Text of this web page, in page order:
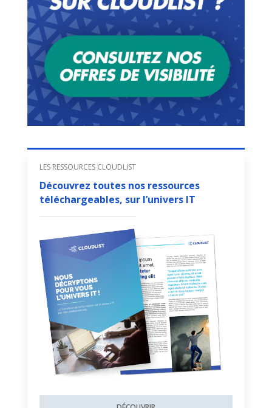
LES RESSOURCES CLOUDLIST
Découvrez toutes nos ressources
téléchargeables, sur l’univers IT